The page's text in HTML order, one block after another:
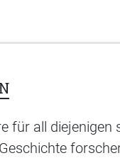
für all diejenigen